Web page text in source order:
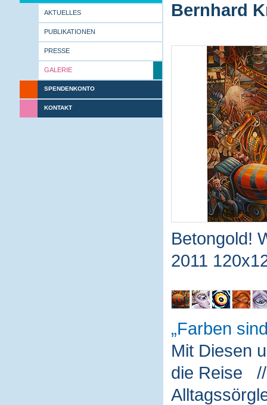
AKTUELLES
PUBLIKATIONEN
PRESSE
GALERIE
SPENDENKONTO
KONTAKT
Bernhard
Betongold!
2011
Farben
Mit Diesen
die Reise